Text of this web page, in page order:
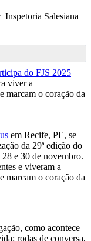
Salesiana
viver a
marcam o coração da
em Recife, PE, se
da 29ª edição do
28 e 30 de novembro.
e viveram a
marcam o coração da
como acontece
rodas de conversa,